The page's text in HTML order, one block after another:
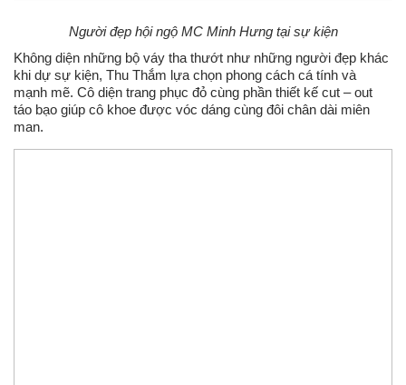
Người đẹp hội ngộ MC Minh Hưng tại sự kiện
Không diện những bộ váy tha thướt như những người đẹp khác
khi dự sự kiện, Thu Thắm lựa chọn phong cách cá tính và
mạnh mẽ. Cô diện trang phục đỏ cùng phần thiết kế cut – out
táo bạo giúp cô khoe được vóc dáng cùng đôi chân dài miên
man.